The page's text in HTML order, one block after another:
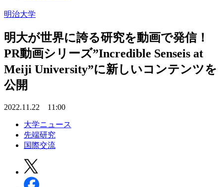
明治大学
明大が世界に誇る研究を動画で発信！
PR動画シリーズ”Incredible Senseis at
Meiji University”に新しいコンテンツを
公開
2022.11.22 11:00
大学ニュース
先端研究
国際交流